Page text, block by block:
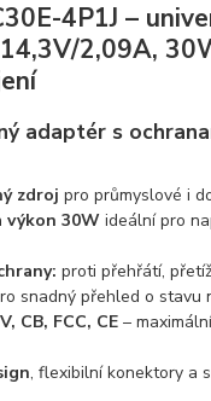
4P1J –
2,09A,
adaptér s
zdroj pro průmyslové i
výkon 30W ideální pro
proti přehřátí,
snadný přehled o stavu
CB, FCC, CE –
, flexibilní konektory a